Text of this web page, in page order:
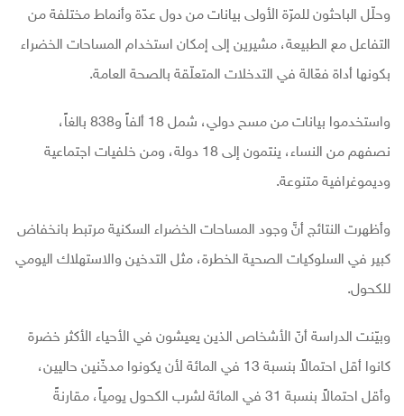
وحلّل الباحثون للمرّة الأولى بيانات من دول عدّة وأنماط مختلفة من
التفاعل مع الطبيعة، مشيرين إلى إمكان استخدام المساحات الخضراء
بكونها أداة فعّالة في التدخلات المتعلّقة بالصحة العامة.
واستخدموا بيانات من مسح دولي، شمل 18 ألفاً و838 بالغاً،
نصفهم من النساء، ينتمون إلى 18 دولة، ومن خلفيات اجتماعية
وديموغرافية متنوعة.
وأظهرت النتائج أنَّ وجود المساحات الخضراء السكنية مرتبط بانخفاض
كبير في السلوكيات الصحية الخطرة، مثل التدخين والاستهلاك اليومي
للكحول.
وبيّنت الدراسة أنّ الأشخاص الذين يعيشون في الأحياء الأكثر خضرة
كانوا أقل احتمالاً بنسبة 13 في المائة لأن يكونوا مدخّنين حاليين،
وأقل احتمالاً بنسبة 31 في المائة لشرب الكحول يومياً، مقارنةً